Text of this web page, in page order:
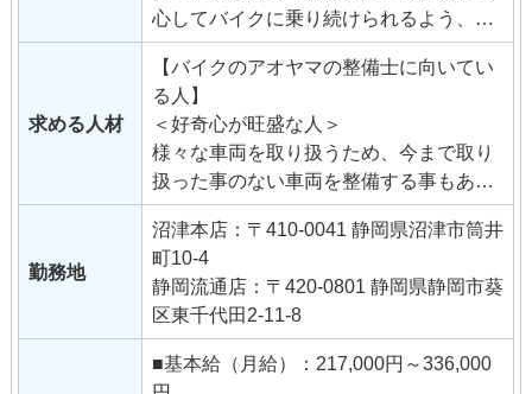
心してバイクに乗り続けられるよう、陰
で支える仕事です。
✽整備作業だけではなく、バイクをお預
けいただいたお客様に対して整備の必要
性、不具合の原因、実施した整備内容な
どの説明も大事な仕事です。
✽将来的にはバイクの販売も含めて、バ
イクショップに関する仕事全般を担って
いただきます。
（キャリアパスとして副店長、店長への
ステップアップ制度あり！）
未経験の方でも基礎から学ぶことができ
ます。（幅広い世代が活躍中の職場で
す）
求める人材
【バイクのアオヤマの整備士に向いてい
る人】
＜好奇心が旺盛な人＞
様々な車両を取り扱うため、今まで取り
扱った事のない車両を整備する事もあり
ます。
新しい経験が好きな方や探求心が強い人
にはぴったりな環境です。 ＜人と話すこ
とが好きな人＞
実用バイクのお客様から、車両メンテナ
ンスの相談をされることが多々ありま
す。
勤務地
沼津本店：〒410-0041 静岡県沼津市筒井
町10-4
静岡流通店：〒420-0801 静岡県静岡市葵
区東千代田2-11-8
■基本給（月給）：217,000円～336,000